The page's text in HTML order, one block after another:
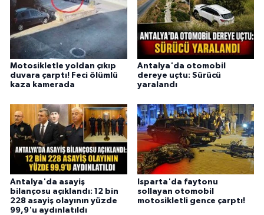
Motosikletle yoldan çıkıp
duvara çarptı! Feci ölümlü
kaza kamerada
Antalya'da otomobil
dereye uçtu: Sürücü
yaralandı
Antalya'da asayiş
bilançosu açıklandı: 12 bin
228 asayiş olayının yüzde
99,9'u aydınlatıldı
Isparta'da faytonu
sollayan otomobil
motosikletli gence çarptı!